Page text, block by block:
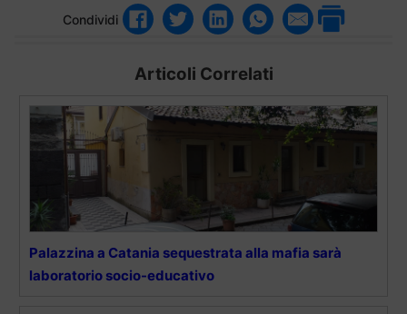
Condividi
Articoli Correlati
Palazzina a Catania sequestrata alla mafia sarà
laboratorio socio-educativo